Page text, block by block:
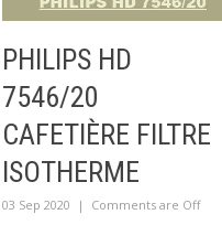
PHILIPS HD
7546/20
CAFETIÈRE FILTRE
ISOTHERME
03 Sep 2020 | Comments are Off